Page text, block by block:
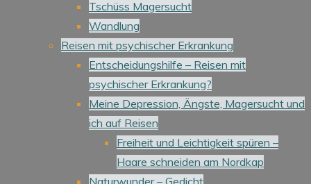
Tschüss Magersucht
Wandlung
Reisen mit psychischer Erkrankung
Entscheidungshilfe – Reisen mit
psychischer Erkrankung?
Meine Depression, Ängste, Magersucht und
ich auf Reisen
Freiheit und Leichtigkeit spüren –
Haare schneiden am Nordkap
Naturwunder – Gedicht